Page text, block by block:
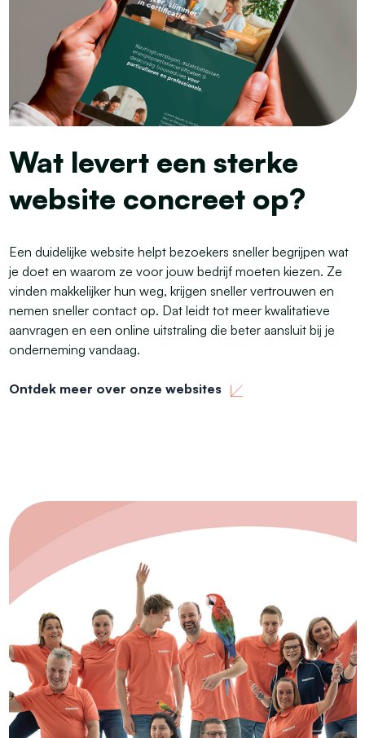
Wat levert een sterke
website concreet op?
Een duidelijke website helpt bezoekers sneller begrijpen wat
je doet en waarom ze voor jouw bedrijf moeten kiezen. Ze
vinden makkelijker hun weg, krijgen sneller vertrouwen en
nemen sneller contact op. Dat leidt tot meer kwalitatieve
aanvragen en een online uitstraling die beter aansluit bij je
onderneming vandaag.
Ontdek meer over onze websites